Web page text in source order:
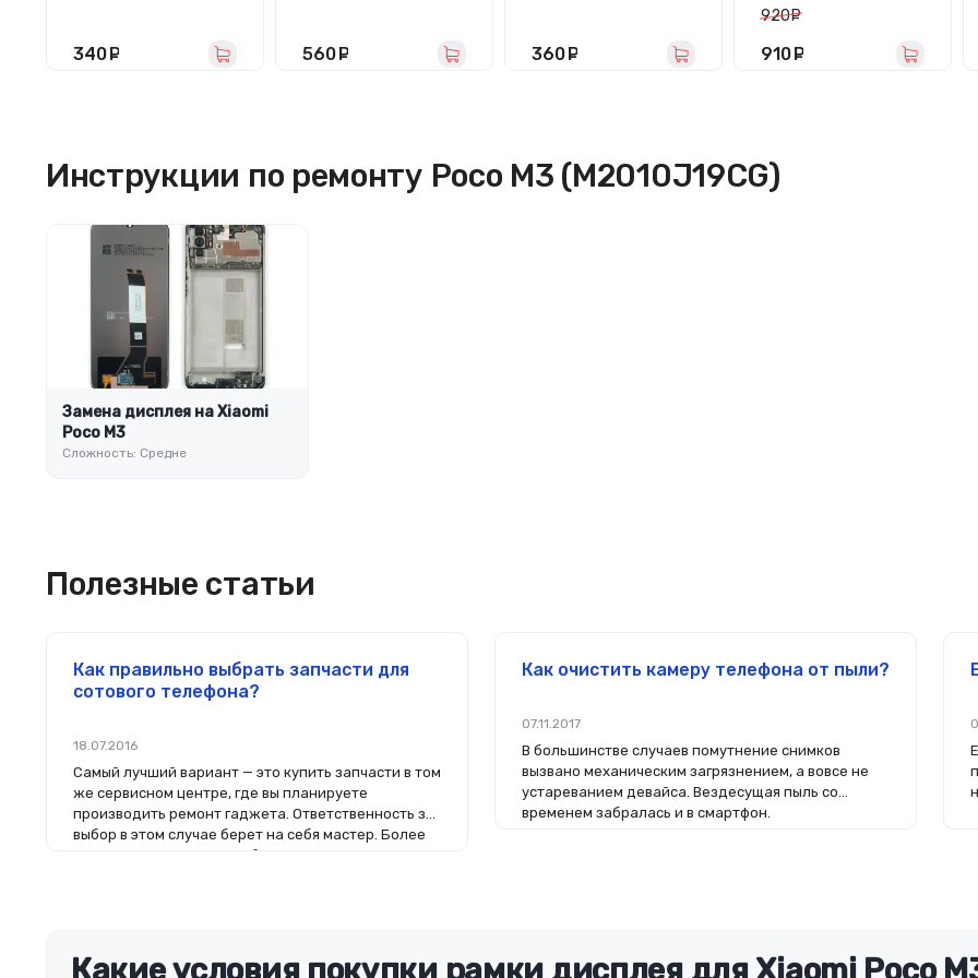
340 560 360
920
910
Инструкции по ремонту Poco M3 (M2010J19CG)
Замена дисплея на Xiaomi
Poco M3
Сложность: Средне
Полезные статьи
Как правильно выбрать запчасти для
сотового телефона?
18.07.2016
Самый лучший вариант — это купить запчасти в том
же сервисном центре, где вы планируете
производить ремонт гаджета. Ответственность за
выбор в этом случае берет на себя мастер. Более
того, на комплектующие будет распространяться
сориентироваться в разъемах, элементах
Как очистить камеру телефона от пыли?
07.11.2017
В большинстве случаев помутнение снимков
вызвано механическим загрязнением, а вовсе не
устареванием девайса. Вездесущая пыль со
временем забралась и в смартфон.
Какие условия покупки рамки дисплея для Xiaomi Poco